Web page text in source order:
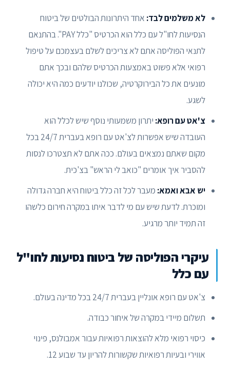
לא משלמים לבד: אחד היתרונות הבולטים של ביטוח
הנסיעות לחו"ל עם כלל הוא הכרטיס "כלל PAY". בהתנאם
לתנאי הפוליסה אתם לא צריכים לשלם בעצמכם על טיפול
רפואי אלא פשוט באמצעות הכרטיס שלהם ובכך אתם
מונעים את כל הבירוקרטיה, שכולנו יודעים כמה היא יכולה
לשגע.
צ'אט עם רופא: יתרון משמעותי נוסף שיש לכלל הוא
העובדה שיש אפשרות לצ'אט עם רופא בעברית 24/7 בכל
מקום שאתם נמצאים בעולם. ככה אתם לא תצטרכו לנסות
להסביר איך אומרים "כואב לי הראש" בצ'כית.
יש אבא ואמא: מעבר לכל זה כלל ביטוח היא חברה גדולה
ומוכרת. לדעת שיש עם מי לדבר איתו במקרה חירום כלשהו
זה תמיד יותר מרגיע.
עיקרי הפוליסה של ביטוח נסיעות לחו"ל
עם כלל
צ'אט עם רופא אונליין בעברית 24/7 בכל מדינה בעולם.
תשלום מיידי במקרה של איחור כבודה.
כיסוי רפואי מלא להוצאות רפואיות עבור אמבולנס, פינוי
אווירי ובעיות רפואיות שקשורות להריון עד שבוע 12.